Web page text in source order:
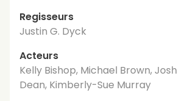
Regisseurs
Justin G. Dyck
Acteurs
Kelly Bishop, Michael Brown, Josh
Dean, Kimberly-Sue Murray